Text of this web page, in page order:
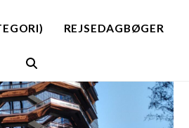
REJSEDAGBØGER